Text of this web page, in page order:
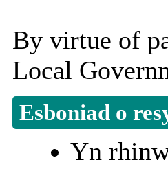
By virtue of
Local
Esboniad o
Yn